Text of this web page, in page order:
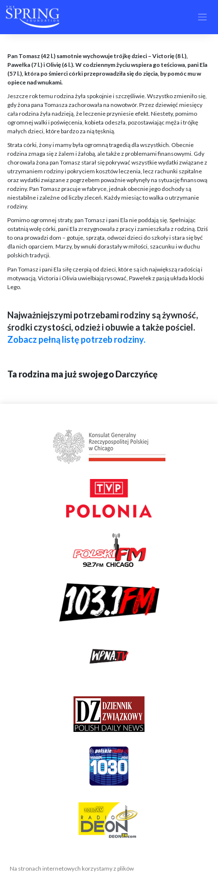
Skip
content
Pan Tomasz (42 l.) samotnie wychowuje trójkę dzieci – Victorię (8 l.),
Pawełka (7 l.) i Olivię (6 l.). W codziennym życiu wspiera go teściowa, pani Ela
(57 l.), która po śmierci córki przeprowadziła się do zięcia, by pomóc mu w
opiece nad wnukami.
Jeszcze rok temu rodzina żyła spokojnie i szczęśliwie. Wszystko zmieniło się,
gdy żona pana Tomasza zachorowała na nowotwór. Przez dziewięć miesięcy
cała rodzina żyła nadzieją, że leczenie przyniesie efekt. Niestety, pomimo
ogromnej walki i poświęcenia, kobieta odeszła, pozostawiając męża i trójkę
małych dzieci, które bardzo za nią tęsknią.
Strata córki, żony i mamy była ogromną tragedią dla wszystkich. Obecnie
rodzina zmaga się z żalem i żałobą, ale także z problemami finansowymi. Gdy
chorowała żona pan Tomasz starał się pokrywać wszystkie wydatki związane z
utrzymaniem rodziny i pokryciem kosztów leczenia, lecz rachunki szpitalne
oraz wydatki związane z pogrzebem poważnie wpłynęły na sytuację finansową
rodziny. Pan Tomasz pracuje w fabryce, jednak obecnie jego dochody są
niestabilne i zależne od liczby zleceń. Każdy miesiąc to walka o utrzymanie
rodziny.
Pomimo ogromnej straty, pan Tomasz i pani Ela nie poddają się. Spełniając
ostatnią wolę córki, pani Ela zrezygnowała z pracy i zamieszkała z rodziną. Dziś
to ona prowadzi dom – gotuje, sprząta, odwozi dzieci do szkoły i stara się być
dla nich oparciem. Marzy, by wnuki dorastały w miłości, szacunku i w duchu
polskich tradycji.
Pan Tomasz i pani Ela siłę czerpią od dzieci, które są ich największą radością i
motywacją. Victoria i Olivia uwielbiają rysować, Pawełek z pasją układa klocki
Lego.
Najważniejszymi potrzebami rodziny są żywność,
środki czystości, odzież i obuwie a także pościel.
Zobacz pełną listę potrzeb rodziny.
Ta rodzina ma już swojego Darczyńcę
Na stronach internetowych korzystamy z plików